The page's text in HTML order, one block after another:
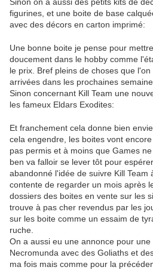
figurines, et une boite de base
avec des décors en carton imprimé:
Une bonne boite je pense pour
doucement dans le hobby comme
le prix. Bref pleins de choses que
arrivées dans les prochaines
Sinon concernant Kill Team une
les fameux Eldars Exodites:
Et franchement cela donne bien
cela engendre, les boites vont
pas permis et à moins que Games
ben va falloir se lever tôt pour
abandonné l'idée de suivre Kill Team
contente de regarder un mois après
dossiers des boites en vente sur les
trouve à pas cher revendus par les
sur les boite comme un essaim de
ruche.
On a aussi eu une annonce pour
Necromunda avec des Goliaths et
ma fois mais comme pour la